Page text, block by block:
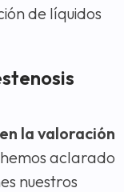
de líquidos
la valoración
aclarado
nuestros